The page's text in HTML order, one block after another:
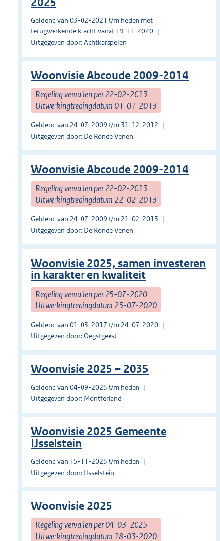
2025
Geldend van 03-02-2021 t/m heden met
terugwerkende kracht vanaf 19-11-2020
Uitgegeven door: Achtkarspelen
Woonvisie Abcoude 2009-2014
Regeling vervallen per 22-02-2013
Uitwerkingtredingdatum 01-01-2013
Geldend van 24-07-2009 t/m 31-12-2012
Uitgegeven door: De Ronde Venen
Woonvisie Abcoude 2009-2014
Regeling vervallen per 22-02-2013
Uitwerkingtredingdatum 22-02-2013
Geldend van 24-07-2009 t/m 21-02-2013
Uitgegeven door: De Ronde Venen
Woonvisie 2025, samen investeren
in karakter en kwaliteit
Regeling vervallen per 25-07-2020
Uitwerkingtredingdatum 25-07-2020
Geldend van 01-03-2017 t/m 24-07-2020
Uitgegeven door: Oegstgeest
Woonvisie 2025 – 2035
Geldend van 04-09-2025 t/m heden
Uitgegeven door: Montferland
Woonvisie 2025 Gemeente
IJsselstein
Geldend van 15-11-2025 t/m heden
Uitgegeven door: IJsselstein
Woonvisie 2025
Regeling vervallen per 04-03-2025
Uitwerkingtredingdatum 18-03-2020